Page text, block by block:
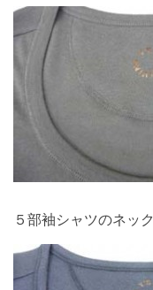
５部袖シャツのネック